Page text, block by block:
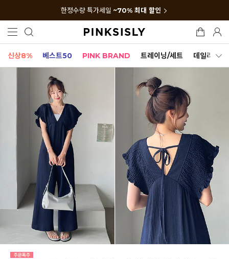
한정수량 특가세일 ~70% 최대 할인
신상8% 베스트50 PINK BRAND 트레이닝/세트 데일리세트